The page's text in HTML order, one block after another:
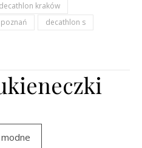
decathlon kraków
decathlon s